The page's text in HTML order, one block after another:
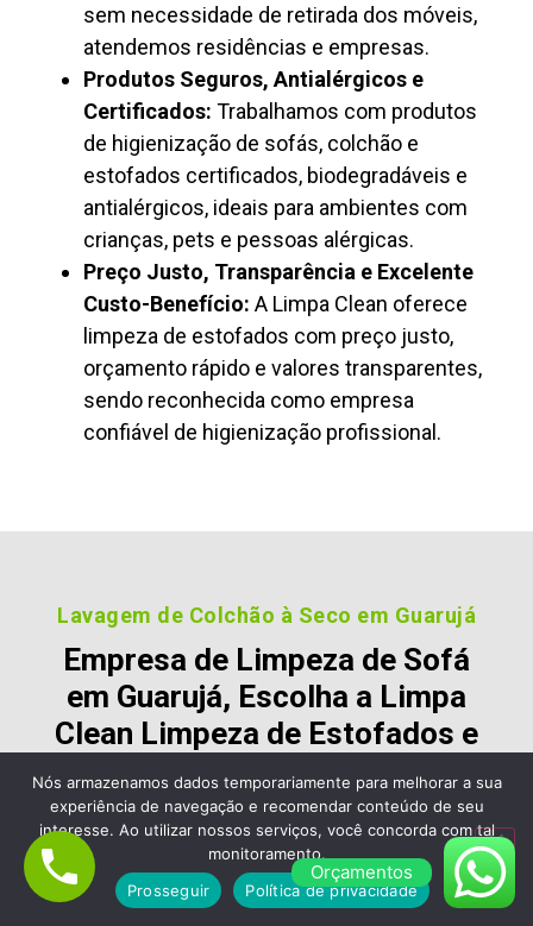
sem necessidade de retirada dos móveis,
atendemos residências e empresas.
Produtos Seguros, Antialérgicos e
Certificados: Trabalhamos com produtos
de higienização de sofás, colchão e
estofados certificados, biodegradáveis e
antialérgicos, ideais para ambientes com
crianças, pets e pessoas alérgicas.
Preço Justo, Transparência e Excelente
Custo-Benefício: A Limpa Clean oferece
limpeza de estofados com preço justo,
orçamento rápido e valores transparentes,
sendo reconhecida como empresa
confiável de higienização profissional.
Lavagem de Colchão à Seco em Guarujá
Empresa de Limpeza de Sofá
em Guarujá, Escolha a Limpa
Clean Limpeza de Estofados e
Colchão
Nossos clientes são fiéis pois gostara dos nossos
serviços e nos recomendam, veja alguns desses
comentários:Orçamentos
Nós armazenamos dados temporariamente para melhorar a sua
experiência de navegação e recomendar conteúdo de seu
interesse. Ao utilizar nossos serviços, você concorda com tal
monitoramento.
Prosseguir
Política de privacidade